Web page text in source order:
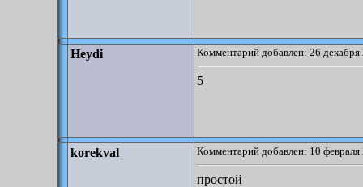
Heydi Комментарий добавлен: 26
5
korekval Комментарий добавлен: 10
простой